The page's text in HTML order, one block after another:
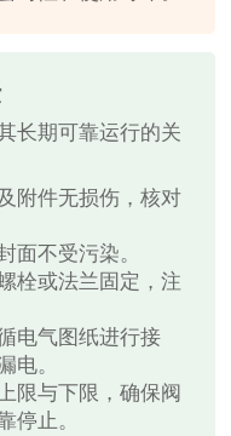
长期可靠运行的关
附件无损伤，核对
面不受污染。
栓或法兰固定，注
电气图纸进行接
电。
限与下限，确保阀
停止。